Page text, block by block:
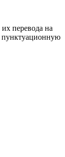
перевода на
пунктуационную